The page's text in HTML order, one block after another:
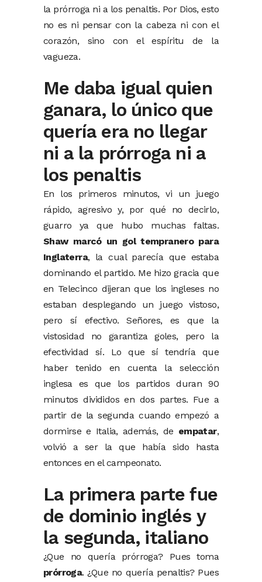
la prórroga ni a los penaltis. Por Dios, esto
no es ni pensar con la cabeza ni con el
corazón, sino con el espíritu de la
vagueza.
Me daba igual quien
ganara, lo único que
quería era no llegar
ni a la prórroga ni a
los penaltis
En los primeros minutos, vi un juego
rápido, agresivo y, por qué no decirlo,
guarro ya que hubo muchas faltas.
Shaw marcó un gol tempranero para
Inglaterra, la cual parecía que estaba
dominando el partido. Me hizo gracia que
en Telecinco dijeran que los ingleses no
estaban desplegando un juego vistoso,
pero sí efectivo. Señores, es que la
vistosidad no garantiza goles, pero la
efectividad sí. Lo que sí tendría que
haber tenido en cuenta la selección
inglesa es que los partidos duran 90
minutos divididos en dos partes. Fue a
partir de la segunda cuando empezó a
dormirse e Italia, además, de empatar,
volvió a ser la que había sido hasta
entonces en el campeonato.
La primera parte fue
de dominio inglés y
la segunda, italiano
¿Que no quería prórroga? Pues toma
prórroga. ¿Que no quería penaltis? Pues